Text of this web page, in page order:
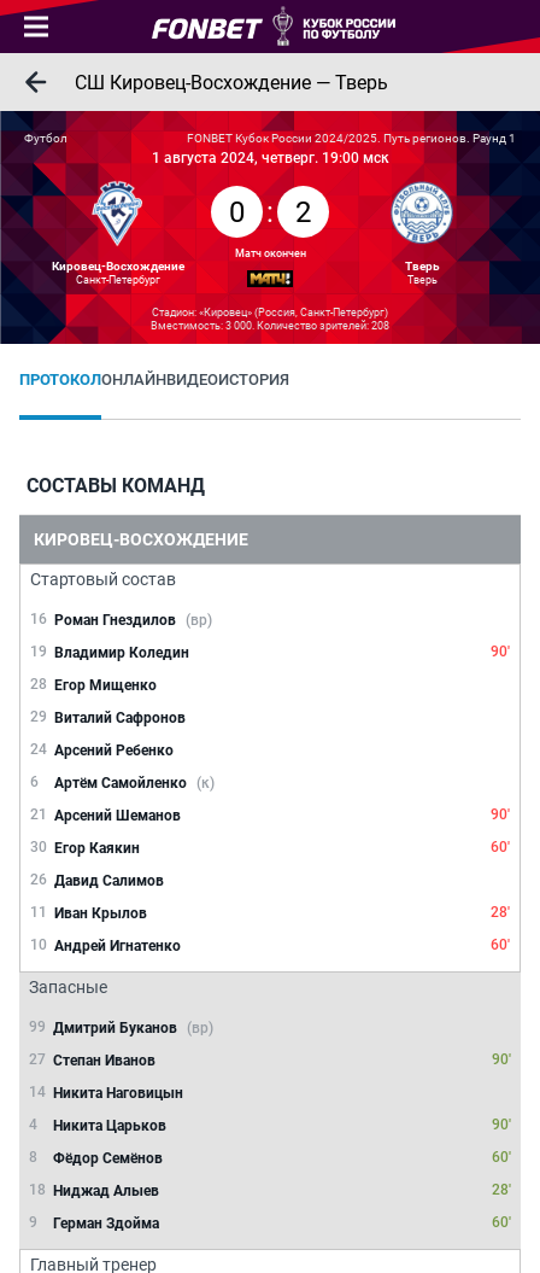
СШ Кировец-Восхождение — Тверь
Футбол
1 августа 2024, четверг. 19:00 мск
FONBET Кубок России 2024/2025. Путь регионов. Раунд 1
Кировец-Восхождение
Санкт-Петербург
0 : 2
Матч окончен
Тверь
Тверь
Стадион: «Кировец» (Россия, Санкт-Петербург)
Вместимость: 3 000. Количество зрителей: 208
ПРОТОКОЛОНЛАЙНВИДЕОИСТОРИЯ
СОСТАВЫ КОМАНД
КИРОВЕЦ-ВОСХОЖДЕНИЕ
Стартовый состав
16 Роман Гнездилов (вр)
19 Владимир Коледин
90'
28 Егор Мищенко
29 Виталий Сафронов
24 Арсений Ребенко
6
Артём Самойленко (к)
21
Арсений Шеманов
90'
30 Егор Каякин
60'
26 Давид Салимов
11
Иван Крылов
28'
10 Андрей Игнатенко 60'
Запасные
99 Дмитрий Буканов
(вр)
27 Степан Иванов
90'
14 Никита Наговицын
4
Никита Царьков
90'
8
Фёдор Семёнов
60'
18 Ниджад Алыев
28'
9
Герман Здойма 60'
Главный тренер